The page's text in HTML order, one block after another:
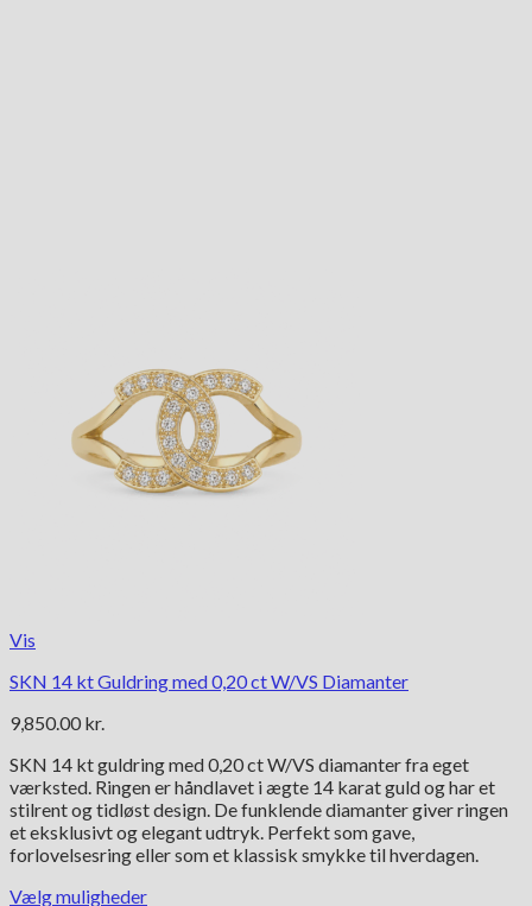
Vis
SKN 14 kt Guldring med 0,20 ct W/VS Diamanter
9,850.00 kr.
SKN 14 kt guldring med 0,20 ct W/VS diamanter fra eget
værksted. Ringen er håndlavet i ægte 14 karat guld og har et
stilrent og tidløst design. De funklende diamanter giver ringen
et eksklusivt og elegant udtryk. Perfekt som gave,
forlovelsesring eller som et klassisk smykke til hverdagen.
Vælg muligheder